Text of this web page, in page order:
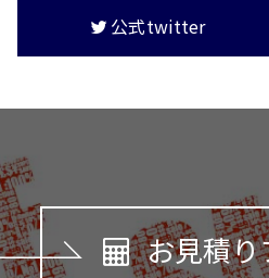
公式twitter
お見積り